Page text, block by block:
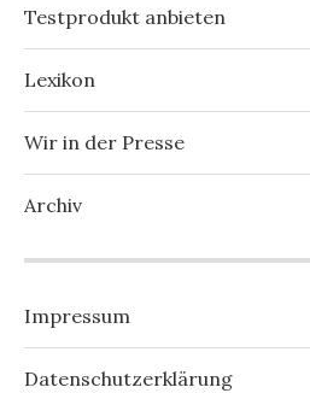
Testprodukt anbieten
Lexikon
Wir in der Presse
Archiv
Impressum
Datenschutzerklärung